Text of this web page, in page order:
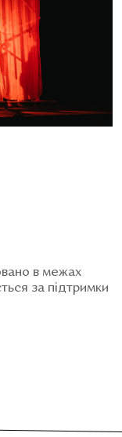
в межах
за підтримки